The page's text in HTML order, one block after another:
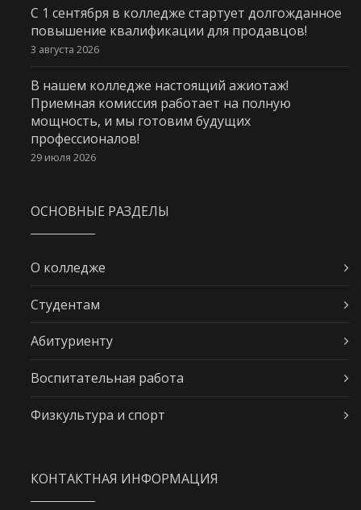
С 1 сентября в колледже стартует долгожданное
повышение квалификации для продавцов!
3 августа 2026
В нашем колледже настоящий ажиотаж!
Приемная комиссия работает на полную
мощность, и мы готовим будущих
профессионалов!
29 июля 2026
ОСНОВНЫЕ РАЗДЕЛЫ
О колледже
Студентам
Абитуриенту
Воспитательная работа
Физкультура и спорт
КОНТАКТНАЯ ИНФОРМАЦИЯ